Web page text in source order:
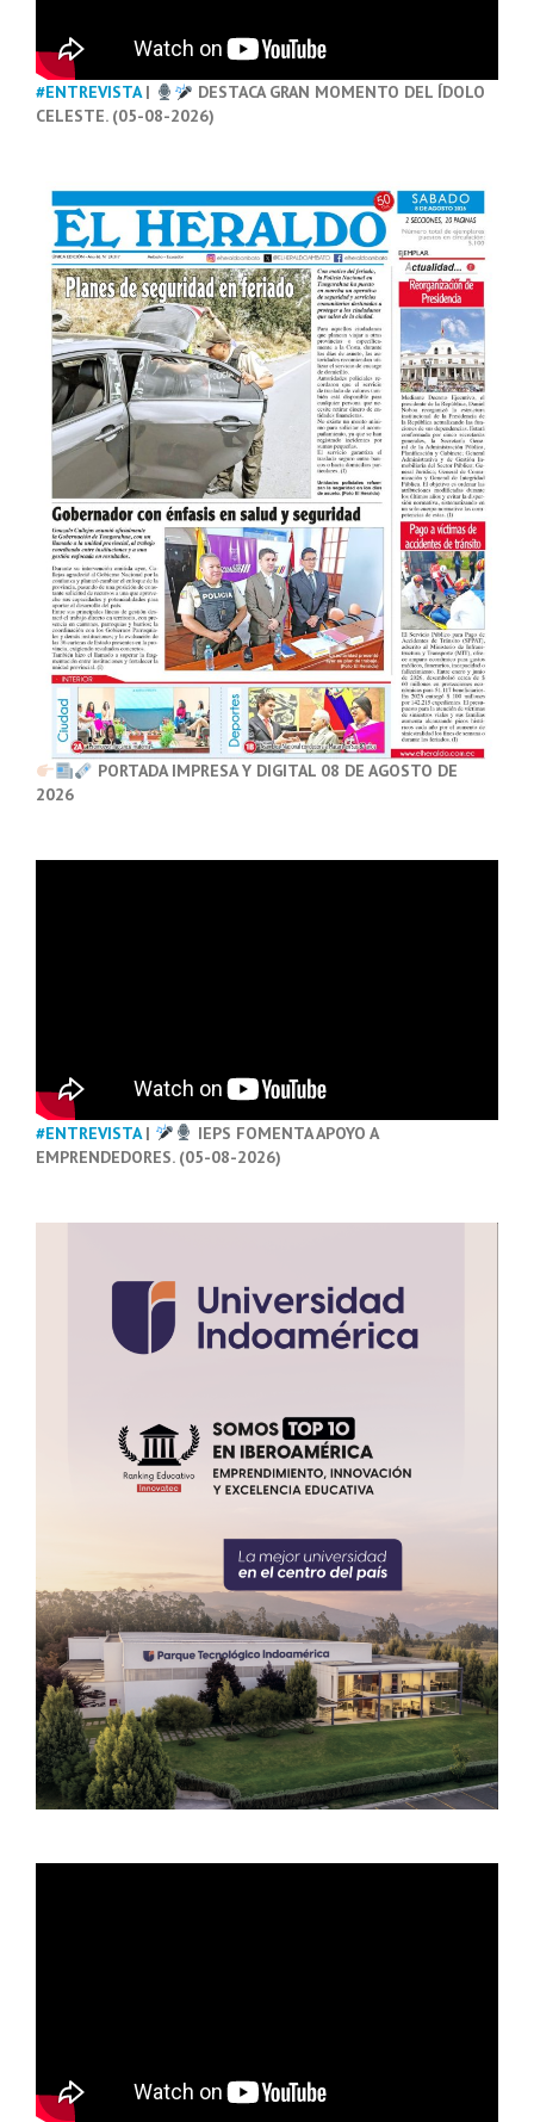
#ENTREVISTA|
DESTACA GRAN MOMENTO DEL ÍDOLO
CELESTE. (05-08-2026)
PORTADA IMPRESA Y DIGITAL 08 DE AGOSTO DE
2026
#ENTREVISTA|
IEPS FOMENTA APOYO A
EMPRENDEDORES. (05-08-2026)